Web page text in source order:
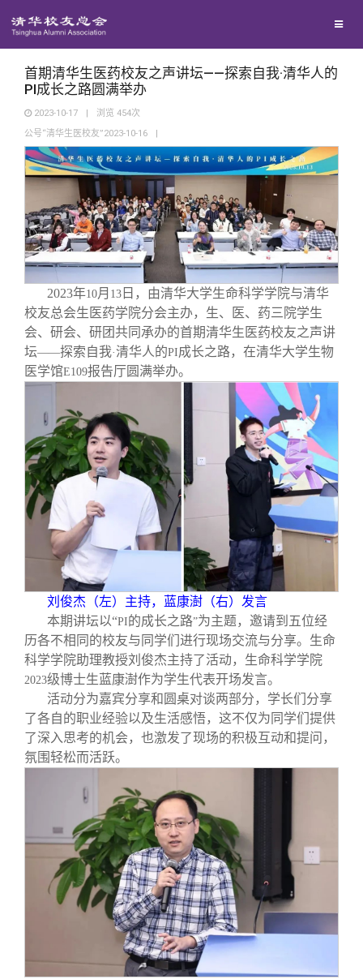
地区联络
年级联络
专业委员会
兴趣群体
西南联大校友会
回馈母校
捐赠项目
捐赠纪事
捐赠方法
义工计划
媒体平台
《水木清华》
我要订阅
新媒体平台
百年清华
清华人物
清华故事
青春风采
校友文苑
校友讲坛
校友视界
校友服务
终身学习
信息化服务
三创大赛
实用信息
校友总会
总会简介
会长致辞
总会章程
理事会名单
制度法规
关闭
首期清华生医药校友之声讲坛——探索自我·清华人的
PI成长之路圆满举办
2023-10-17 | 浏览 454次
公号“清华生医校友”2023-10-16
|
2023年10月 13 日，由清华大学生命科学学院与清华
校友总会生医药学院分会主办，生、医、药三院学生
会、研会、研团共同承办的首期清华生医药校友之声讲
坛——探索自我· 清华人的PI成长之路，在清华大学生物
医学馆E109报告厅圆满举办。
刘俊杰（左）主持，蓝康澍（右）发言
本期讲坛以“PI的成长之路”为主题，邀请到五位经
历各不相同的校友与同学们进行现场交流与分享。生命
科学学院助理教授刘俊杰主持了活动，生命科学学院
2023级博士生蓝康澍作为学生代表开场发言。
活动分为嘉宾分享和圆桌对谈两部分，学长们分享
了各自的职业经验以及生活感悟，这不仅为同学们提供
了深入思考的机会，也激发了现场的积极互动和提问，
氛围轻松而活跃。